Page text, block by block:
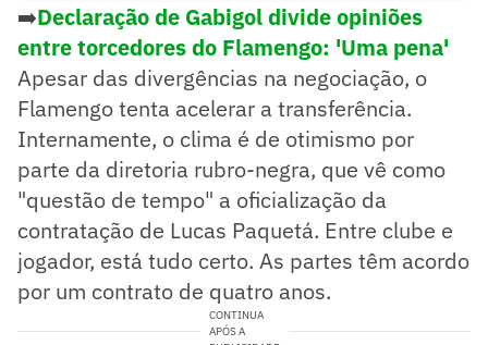
➡️Declaração de Gabigol divide opiniões
entre torcedores do Flamengo: 'Uma pena'
Apesar das divergências na negociação, o
Flamengo tenta acelerar a transferência.
Internamente, o clima é de otimismo por
parte da diretoria rubro-negra, que vê como
"questão de tempo" a oficialização da
contratação de Lucas Paquetá. Entre clube e
jogador, está tudo certo. As partes têm acordo
por um contrato de quatro anos.
CONTINUA
APÓS A